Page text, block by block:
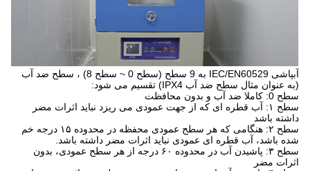
آبپاشی IEC/EN60529 به 9 سطح (سطح 0 ~ سطح 8) ، سطح ضد آب
(به عنوان مثال سطح ضد آب IPX4) تقسیم می شود:
سطح 0: کاملا ضد آب و بدون محافظت
سطح ۱: آب قطره ای که از جهت عمودی می ریزد نباید اثرات مضر
داشته باشد
سطح ۲: هنگامی که هر سطح عمودی محفظه در محدوده ۱۵ درجه خم
شده باشد، آب قطره ای عمودی نباید اثرات مضر داشته باشد.
سطح ۳: پاشیدن آب در محدوده ۶۰ درجه از هر سطح عمودی، بدون
اثرات مضر